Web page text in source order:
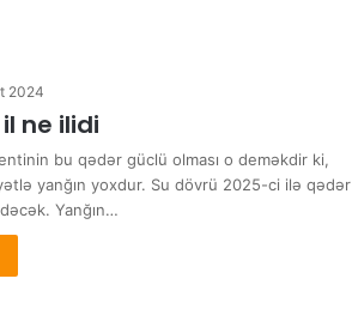
2024
ne ilidi
bu qədər güclü olması o deməkdir ki,
yanğın yoxdur. Su dövrü 2025-ci ilə qədər
Yanğın…